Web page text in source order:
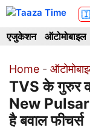
Skip
content
एजुकेशन ऑटोमोबाइल
Home -
TVS के गुरुर
New Pulsar
है बवाल फीचर्स